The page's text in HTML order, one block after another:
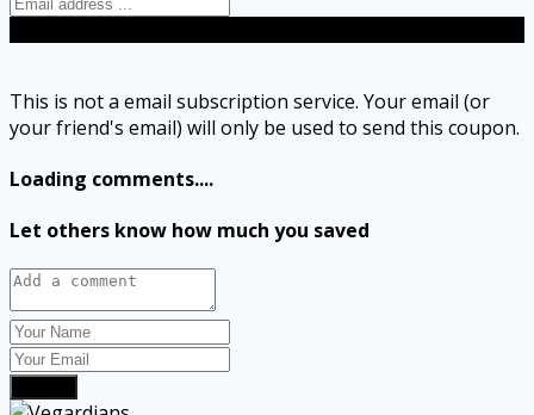
This is not a email subscription service. Your email (or
your friend's email) will only be used to send this coupon.
Loading comments....
Let others know how much you saved